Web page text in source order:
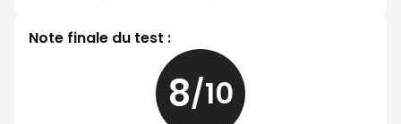
Note finale du test :
8/10